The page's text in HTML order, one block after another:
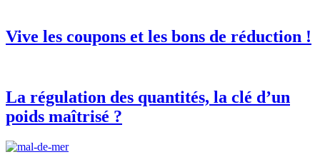
Vive les coupons et les bons de réduction !
La régulation des quantités, la clé d’un
poids maîtrisé ?